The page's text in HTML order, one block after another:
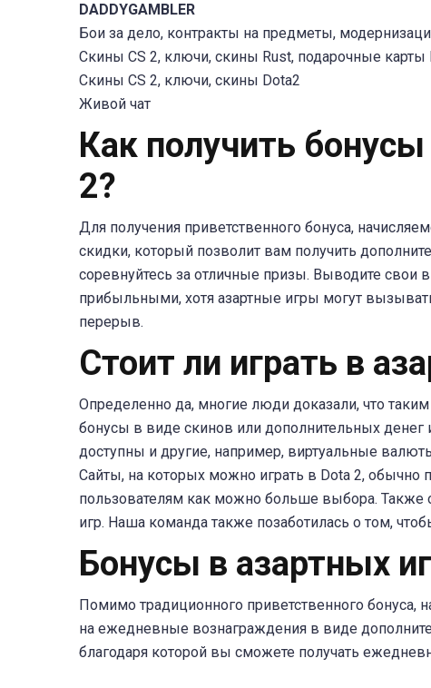
DADDYGAMBLER
Бои за дело, контракты на предметы,
Скины CS 2, ключи, скины Rust, подарочные карты
Скины CS 2, ключи, скины Dota2
Живой чат
Как получить
2?
Для получения приветственного бонуса,
скидки, который позволит вам получить
соревнуйтесь за отличные призы. Выводите
прибыльными, хотя азартные игры могут
перерыв.
Стоит ли играть в
Определенно да, многие люди доказали, что
бонусы в виде скинов или дополнительных
доступны и другие, например, виртуальные
Сайты, на которых можно играть в Dota 2,
пользователям как можно больше выбора.
игр. Наша команда также позаботилась о том,
Бонусы в азартных
Помимо традиционного приветственного
на ежедневные вознаграждения в виде
благодаря которой вы сможете получать